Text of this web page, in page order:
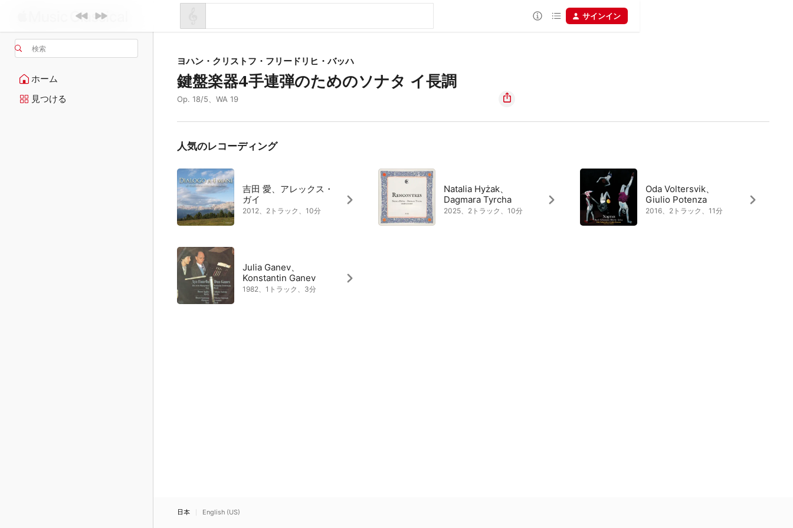
検索
ホーム
見つける
サインイン
ヨハン・クリストフ・フリードリヒ・バッハ
鍵盤楽器4手連弾のためのソナタ イ長調
Op. 18/5、WA 19
人気のレコーディング
吉田 愛、アレックス・
ガイ
2012、2トラック、10分
Natalia Hyżak、
Dagmara Tyrcha
2025、2トラック、10分
Oda Voltersvik、
Giulio Potenza
2016、2トラック、11分
Julia Ganev、
Konstantin Ganev
1982、1トラック、3分
日本 English (US)